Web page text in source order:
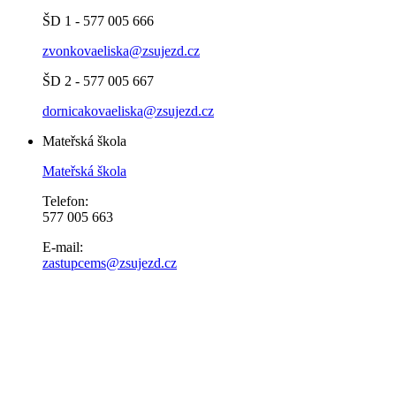
ŠD 1 - 577 005 666
zvonkovaeliska@zsujezd.cz
ŠD 2 - 577 005 667
dornicakovaeliska@zsujezd.cz
Mateřská škola
Mateřská škola
Telefon:
577 005 663
E-mail:
zastupcems@zsujezd.cz